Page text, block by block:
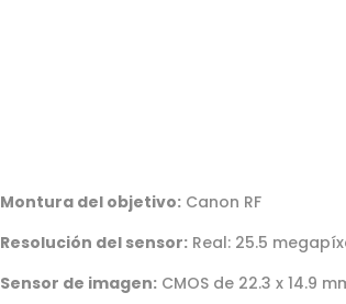
Montura del objetivo: Canon RF
Resolución del sensor: Real: 25.5
Sensor de imagen: CMOS de 22.3 x 14.9